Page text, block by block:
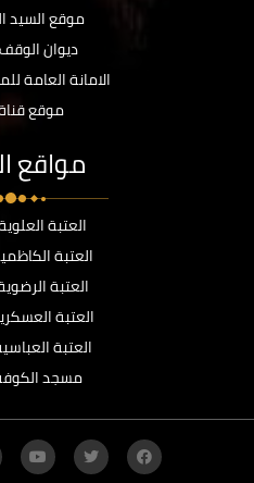
موقع السيد
ديوان
الامانة العامة
موقع
مواقع
العتبة
العتبة
العتبة
العتبة
العتبة
مسجد